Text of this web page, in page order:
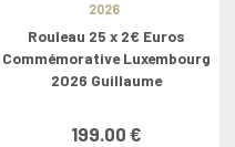
2026
Rouleau 25 x 2€ Euros
Commémorative Luxembourg
2026 Guillaume
199.00 €